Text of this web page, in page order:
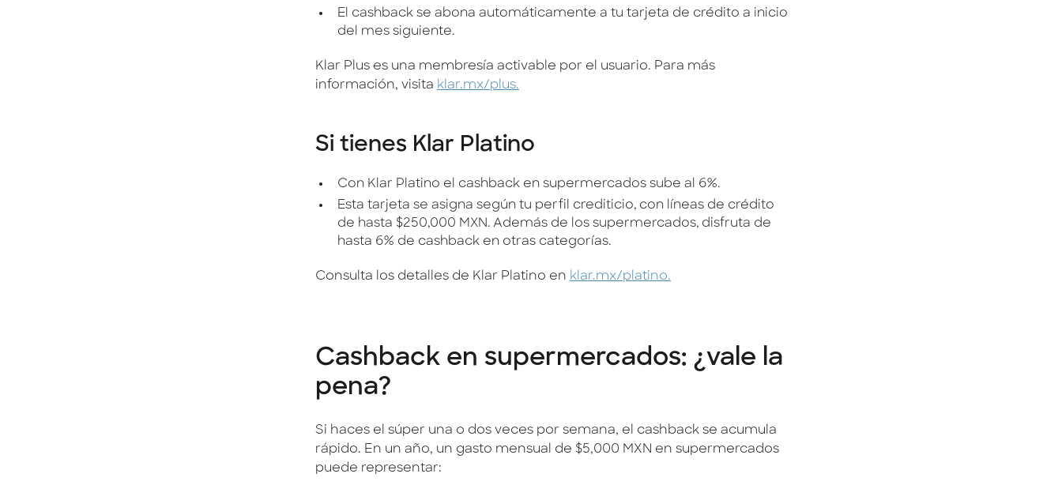
El cashback se abona automáticamente a tu tarjeta de crédito a inicio
del mes siguiente.
Klar Plus es una membresía activable por el usuario. Para más
información, visita klar.mx/plus.
Si tienes Klar Platino
Con Klar Platino el cashback en supermercados sube al 6%.
Esta tarjeta se asigna según tu perfil crediticio, con líneas de crédito
de hasta $250,000 MXN. Además de los supermercados, disfruta de
hasta 6% de cashback en otras categorías.
Consulta los detalles de Klar Platino en klar.mx/platino.
Cashback en supermercados: ¿vale la
pena?
Si haces el súper una o dos veces por semana, el cashback se acumula
rápido. En un año, un gasto mensual de $5,000 MXN en supermercados
puede representar: